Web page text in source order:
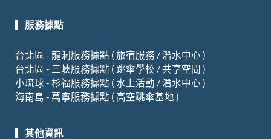
o
m
▎服務據點
台北區 - 龍洞服務據點 ( 旅宿服務 / 潛水中心 )
台北區 - 三峽服務據點 ( 跳傘學校 / 共享空間 )
小琉球 - 杉福服務據點 ( 水上活動 / 潛水中心 )
海南島 - 萬寧服務據點 ( 高空跳傘基地 )
▎其他資訊